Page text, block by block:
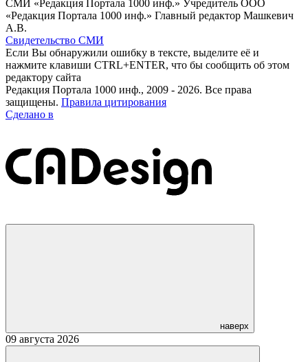
СМИ «Редакция Портала 1000 инф.» Учредитель ООО
«Редакция Портала 1000 инф.» Главный редактор Машкевич
А.В.
Свидетельство СМИ
Если Вы обнаружили ошибку в тексте, выделите её и
нажмите клавиши CTRL+ENTER, что бы сообщить об этом
редактору сайта
Редакция Портала 1000 инф., 2009 - 2026. Все права
защищены. Правила цитирования
Сделано в
наверх
09 августа 2026